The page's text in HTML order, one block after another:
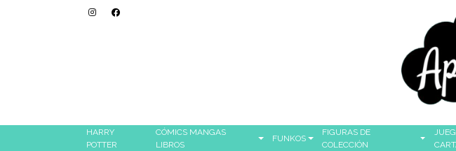
HARRY
POTTER
CÓMICS MANGAS
LIBROS
FUNKOS
FIGURAS DE
COLECCIÓN